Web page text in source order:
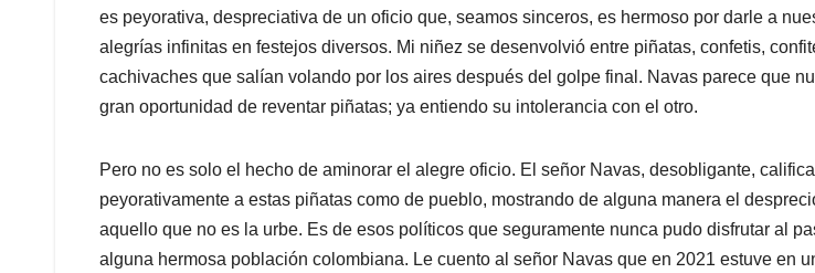
es peyorativa, despreciativa de un oficio que, seamos sinceros, es hermoso por darle a
alegrías infinitas en festejos diversos. Mi niñez se desenvolvió entre piñatas, confetis,
cachivaches que salían volando por los aires después del golpe final. Navas parece que
gran oportunidad de reventar piñatas; ya entiendo su intolerancia con el otro.
Pero no es solo el hecho de aminorar el alegre oficio. El señor Navas, desobligante, califica
peyorativamente a estas piñatas como de pueblo, mostrando de alguna manera el
aquello que no es la urbe. Es de esos políticos que seguramente nunca pudo disfrutar al
alguna hermosa población colombiana. Le cuento al señor Navas que en 2021 estuve en